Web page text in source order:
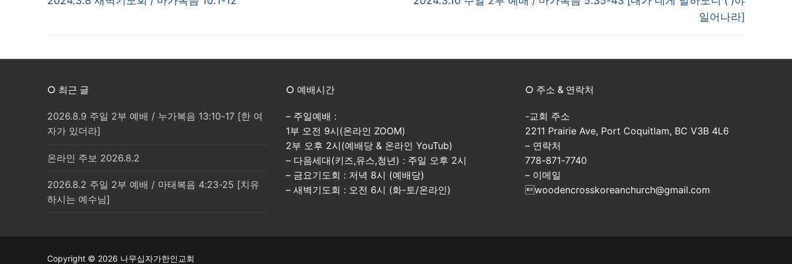
탐
일어나라]
○ 최근 글
2026.8.9 주일 2부 예배 / 누가복음 13:10-17 [한 여
자가 있더라]
온라인 주보 2026.8.2
2026.8.2 주일 2부 예배 / 마태복음 4:23-25 [치유
하시는 예수님]
○ 예배시간
– 주일예배 :
1부 오전 9시(온라인 ZOOM)
2부 오후 2시(예배당 & 온라인 YouTub)
– 다음세대(키즈,유스,청년) : 주일 오후 2시
– 금요기도회 : 저녁 8시 (예배당)
– 새벽기도회 : 오전 6시 (화-토/온라인)
○ 주소 & 연락처
-교회 주소
2211 Prairie Ave, Port Coquitlam, BC V3B 4L6
– 연락처
778-871-7740
– 이메일
woodencrosskoreanchurch@gmail.com
Copyright © 2026 나무십자가한인교회